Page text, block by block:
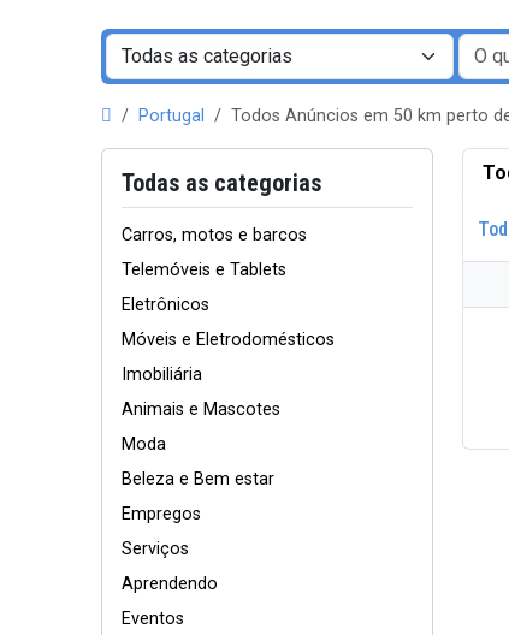
Portugal Todos Anúncios em 50 km perto
Todas as categorias
Carros, motos e barcos
Telemóveis e Tablets
Eletrônicos
Móveis e Eletrodomésticos
Imobiliária
Animais e Mascotes
Moda
Beleza e Bem estar
Empregos
Serviços
Aprendendo
Eventos